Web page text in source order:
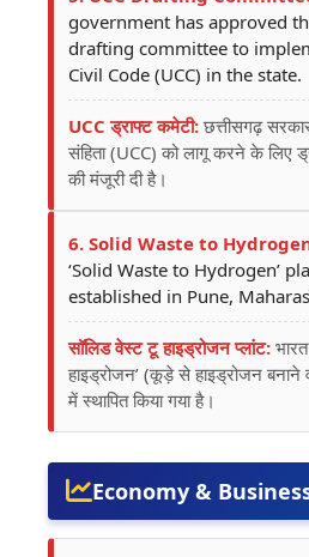
government has approved
drafting committee to
Civil Code (UCC) in the state.
UCC ड्राफ्ट कमेटी:छत्तीसगढ़
संहिता (UCC) को लागू करने के लिए
की मंजूरी दी है।
6. Solid Waste to
‘Solid Waste to Hydrogen’
established in Pune,
सॉलिड वेस्ट टू हाइड्रोजन प्लांट:
हाइड्रोजन’ (कूड़े से हाइड्रोजन बनाने
में स्थापित किया गया है।
Economy &